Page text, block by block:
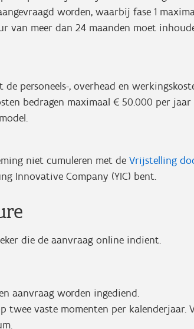
worden, waarbij fase 1
van meer dan 24 maanden moet
personeels-, overhead en
bedragen maximaal € 50.000 per
niet cumuleren met de Vrijstelling
Innovative Company (YIC) bent.
die de aanvraag online indient.
aanvraag worden ingediend.
twee vaste momenten per kalenderjaar.